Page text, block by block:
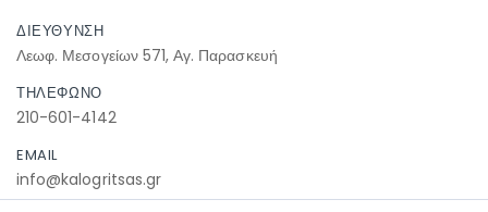
ΔΙΕΥΘΥΝΣΗ
Λεωφ. Μεσογείων 571, Αγ. Παρασκευή
ΤΗΛΕΦΩΝΟ
210-601-4142
EMAIL
info@kalogritsas.gr